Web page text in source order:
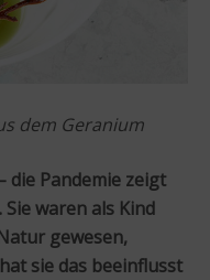
dem Geranium
die Pandemie zeigt
waren als Kind
gewesen,
sie das beeinflusst